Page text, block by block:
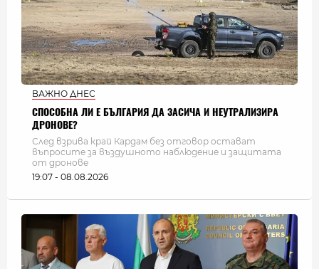
ВАЖНО ДНЕС
СПОСОБНА ЛИ Е БЪЛГАРИЯ ДА ЗАСИЧА И НЕУТРАЛИЗИРА
ДРОНОВЕ?
След взрива край Кардам без отговор остават
въпросите за въздушното наблюдение и защитата
от дронове
19:07 - 08.08.2026